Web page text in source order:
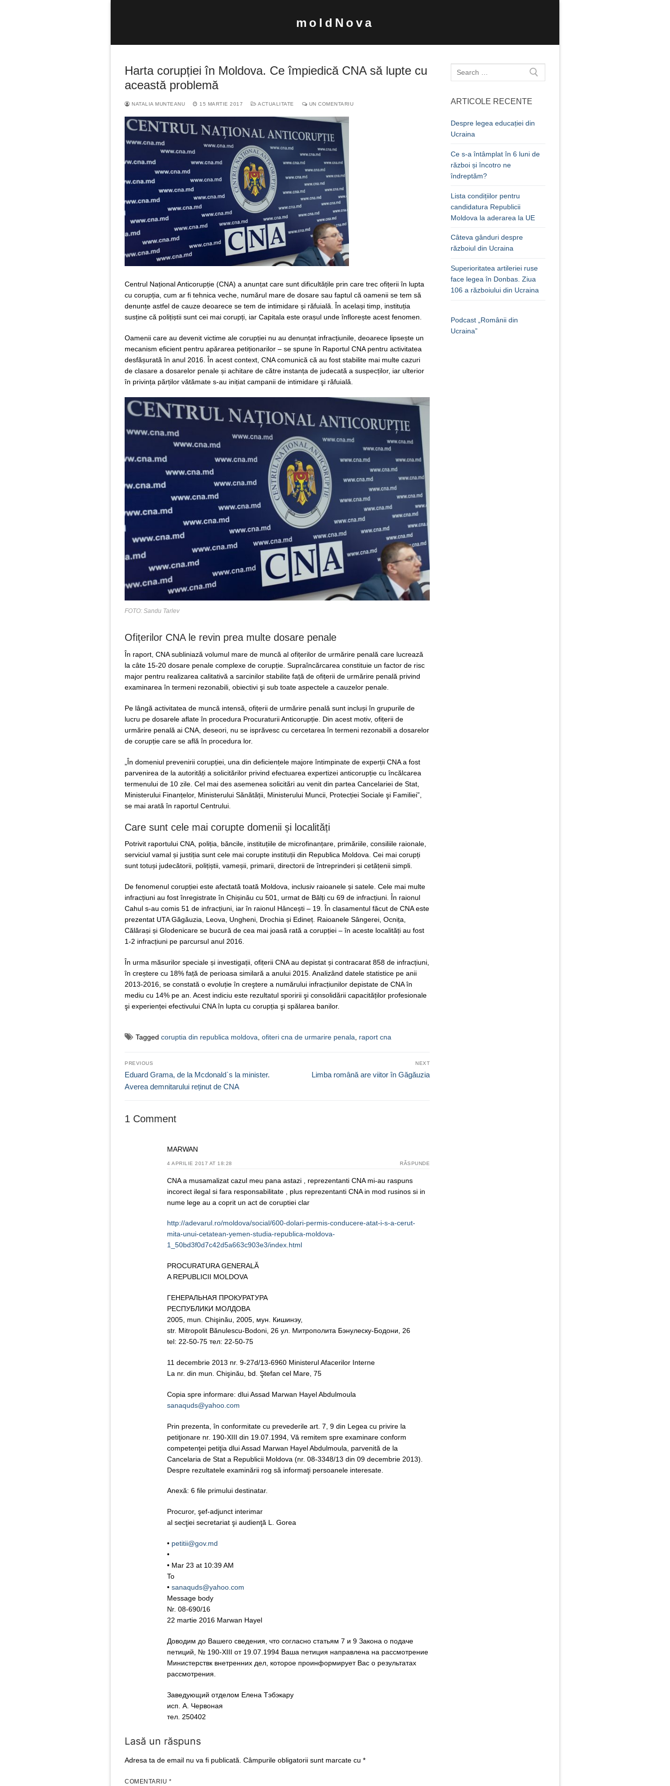
moldNova
după:
Harta corupției în Moldova. Ce împiedică CNA să lupte cu
această problemă
NATALIA MUNTEANU 15 MARTIE 2017 ACTUALITATE UN COMENTARIU
Centrul Național Anticorupție (CNA) a anunțat care sunt dificultățile prin care trec ofițerii în lupta
cu corupția, cum ar fi tehnica veche, numărul mare de dosare sau faptul că oamenii se tem să
denunțe astfel de cauze deoarece se tem de intimidare și răfuială. În același timp, instituția
susține că polițiștii sunt cei mai corupți, iar Capitala este orașul unde înflorește acest fenomen.
Oamenii care au devenit victime ale corupției nu au denunțat infracțiunile, deoarece lipsește un
mecanism eficient pentru apărarea petiționarilor – se spune în Raportul CNA pentru activitatea
desfășurată în anul 2016. În acest context, CNA comunică că au fost stabilite mai multe cazuri
de clasare a dosarelor penale și achitare de către instanța de judecată a suspecților, iar ulterior
în privința părților vătămate s-au inițiat campanii de intimidare şi răfuială.
FOTO: Sandu Tarlev
Ofițerilor CNA le revin prea multe dosare penale
În raport, CNA subliniază volumul mare de muncă al ofițerilor de urmărire penală care lucrează
la câte 15-20 dosare penale complexe de corupție. Supraîncărcarea constituie un factor de risc
major pentru realizarea calitativă a sarcinilor stabilite față de ofițerii de urmărire penală privind
examinarea în termeni rezonabili, obiectivi şi sub toate aspectele a cauzelor penale.
Pe lângă activitatea de muncă intensă, ofițerii de urmărire penală sunt incluși în grupurile de
lucru pe dosarele aflate în procedura Procuraturii Anticorupție. Din acest motiv, ofițerii de
urmărire penală ai CNA, deseori, nu se isprăvesc cu cercetarea în termeni rezonabili a dosarelor
de corupție care se află în procedura lor.
„În domeniul prevenirii corupției, una din deficiențele majore întimpinate de experții CNA a fost
parvenirea de la autorități a solicitărilor privind efectuarea expertizei anticorupție cu încălcarea
termenului de 10 zile. Cel mai des asemenea solicitări au venit din partea Cancelariei de Stat,
Ministerului Finanțelor, Ministerului Sănătății, Ministerului Muncii, Protecției Sociale şi Familiei”,
se mai arată în raportul Centrului.
Care sunt cele mai corupte domenii și localități
Potrivit raportului CNA, poliția, băncile, instituțiile de microfinanțare, primăriile, consiliile raionale,
serviciul vamal și justiția sunt cele mai corupte instituții din Republica Moldova. Cei mai corupți
sunt totuși judecătorii, polițiștii, vameșii, primarii, directorii de întreprinderi și cetățenii simpli.
De fenomenul corupției este afectată toată Moldova, inclusiv raioanele și satele. Cele mai multe
infracțiuni au fost înregistrate în Chișinău cu 501, urmat de Bălți cu 69 de infracțiuni. În raionul
Cahul s-au comis 51 de infracțiuni, iar în raionul Hâncești – 19. În clasamentul făcut de CNA este
prezentat UTA Găgăuzia, Leova, Ungheni, Drochia și Edineț. Raioanele Sângerei, Ocnița,
Călărași și Glodenicare se bucură de cea mai joasă rată a corupției – în aceste localități au fost
1-2 infracțiuni pe parcursul anul 2016.
În urma măsurilor speciale și investigații, ofițerii CNA au depistat și contracarat 858 de infracțiuni,
în creștere cu 18% față de perioasa similară a anului 2015. Analizând datele statistice pe anii
2013-2016, se constată o evoluție în creştere a numărului infracțiunilor depistate de CNA în
mediu cu 14% pe an. Acest indiciu este rezultatul sporirii şi consolidării capacităților profesionale
şi experienței efectivului CNA în lupta cu corupția şi spălarea banilor.
Tagged coruptia din republica moldova ofiteri cna de urmarire penala raport cna
Navigare
în
PREVIOUS
Previous
post:
Eduard Grama, de la Mcdonald`s la minister.
Averea demnitarului reținut de CNA
NEXT
Next
Limba română are viitor în Găgăuzia
1 Comment
MARWAN
4 APRILIE 2017 AT 18:28 RĂSPUNDE
CNA a musamalizat cazul meu pana astazi , reprezentanti CNA mi-au raspuns
incorect ilegal si fara responsabilitate , plus reprezentanti CNA in mod rusinos si in
nume lege au a coprit un act de coruptiei clar
http://adevarul.ro/moldova/social/600-dolari-permis-conducere-atat-i-s-a-cerut-
mita-unui-cetatean-yemen-studia-republica-moldova-
1_50bd3f0d7c42d5a663c903e3/index.html
PROCURATURA GENERALĂ
A REPUBLICII MOLDOVA
ГЕНЕРАЛЬНАЯ ПРОКУРАТУРА
РЕСПУБЛИКИ МОЛДОВА
2005, mun. Chişinău, 2005, мун. Кишинэу,
str. Mitropolit Bănulescu-Bodoni, 26 ул. Митрополита Бэнулеску-Бодони, 26
tel: 22-50-75 тел: 22-50-75
11 decembrie 2013 nr. 9-27d/13-6960 Ministerul Afacerilor Interne
La nr. din mun. Chişinău, bd. Ştefan cel Mare, 75
Copia spre informare: dlui Assad Marwan Hayel Abdulmoula
sanaquds@yahoo.com
Prin prezenta, în conformitate cu prevederile art. 7, 9 din Legea cu privire la
petiţionare nr. 190-XIII din 19.07.1994, Vă remitem spre examinare conform
competenţei petiţia dlui Assad Marwan Hayel Abdulmoula, parvenită de la
Cancelaria de Stat a Republicii Moldova (nr. 08-3348/13 din 09 decembrie 2013).
Despre rezultatele examinării rog să informaţi persoanele interesate.
Anexă: 6 file primului destinatar.
Procuror, şef-adjunct interimar
al secţiei secretariat şi audienţă L. Gorea
• petitii@gov.md
•
• Mar 23 at 10:39 AM
To
• sanaquds@yahoo.com
Message body
Nr. 08-690/16
22 martie 2016 Marwan Hayel
Доводим до Вашего сведения, что согласно статьям 7 и 9 Закона о подаче
петиций, № 190-XIII от 19.07.1994 Ваша петиция направлена на рассмотрение
Министерствк внетренних дел, которое проинформирует Вас о результатах
рассмотрения.
Заведующий отделом Елена Тэбэкару
исп. А. Червоная
тел. 250402
Lasă un răspuns
Adresa ta de email nu va fi publicată. Câmpurile obligatorii sunt marcate cu *
COMENTARIU *
Caută
după:
ARTICOLE RECENTE
Despre legea educației din
Ucraina
Ce s-a întâmplat în 6 luni de
război și încotro ne
îndreptăm?
Lista condițiilor pentru
candidatura Republicii
Moldova la aderarea la UE
Câteva gânduri despre
războiul din Ucraina
Superioritatea artileriei ruse
face legea în Donbas. Ziua
106 a războiului din Ucraina
Podcast „Românii din
Ucraina”